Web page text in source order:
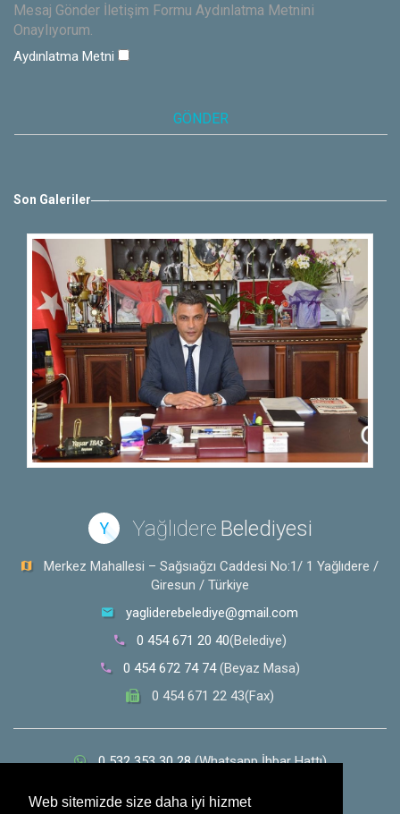
Web sitemizde size daha iyi hizmet
Mesaj Gönder İletişim Formu Aydınlatma Metnini
Onaylıyorum.
Aydınlatma Metni
Son Galeriler
Y Yağlıdere Belediyesi
Merkez Mahallesi – Sağsıağzı Caddesi No:1/ 1 Yağlıdere /
Giresun / Türkiye
yagliderebelediye@gmail.com
0 454 671 20 40(Belediye)
0 454 672 74 74(Beyaz Masa)
0 454 671 22 43(Fax)
0 532 353 30 28(Whatsapp İhbar Hattı)
Sosyal Medya